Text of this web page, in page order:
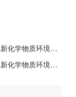
变更申请审查情况的公示
证变更审批结果的公开